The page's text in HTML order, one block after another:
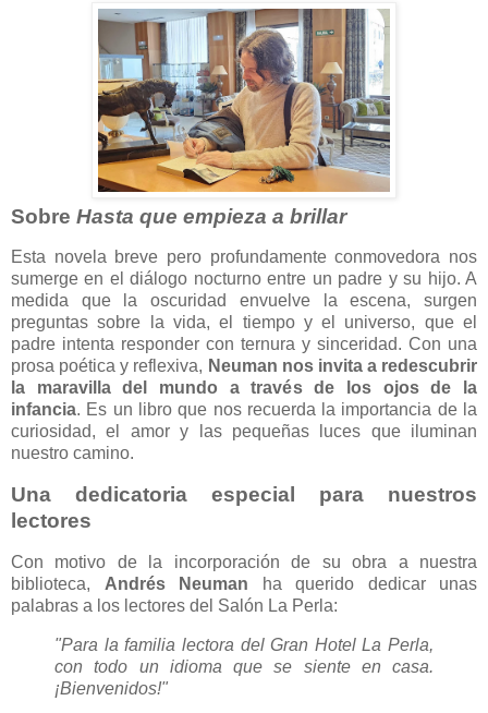
Sobre Hasta que empieza a brillar
Esta novela breve pero profundamente conmovedora nos
sumerge en el diálogo nocturno entre un padre y su hijo. A
medida que la oscuridad envuelve la escena, surgen
preguntas sobre la vida, el tiempo y el universo, que el
padre intenta responder con ternura y sinceridad. Con una
prosa poética y reflexiva, Neuman nos invita a redescubrir
la maravilla del mundo a través de los ojos de la
infancia. Es un libro que nos recuerda la importancia de la
curiosidad, el amor y las pequeñas luces que iluminan
nuestro camino.
Una dedicatoria especial para nuestros
lectores
Con motivo de la incorporación de su obra a nuestra
biblioteca, Andrés Neuman ha querido dedicar unas
palabras a los lectores del Salón La Perla:
"Para la familia lectora del Gran Hotel La Perla,
con todo un idioma que se siente en casa.
¡Bienvenidos!"